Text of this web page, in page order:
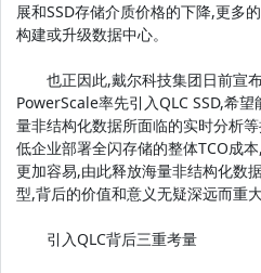
展和SSD存储介质价格的下降,更多
构建或升级数据中心。
也正因此,戴尔科技集团日前宣
PowerScale率先引入QLC SSD,希
量非结构化数据所面临的实时分析
低企业部署全闪存储的整体TCO成
更加容易,由此释放海量非结构化数
型,背后的价值和意义无疑深远而重大
引入QLC背后三重考量